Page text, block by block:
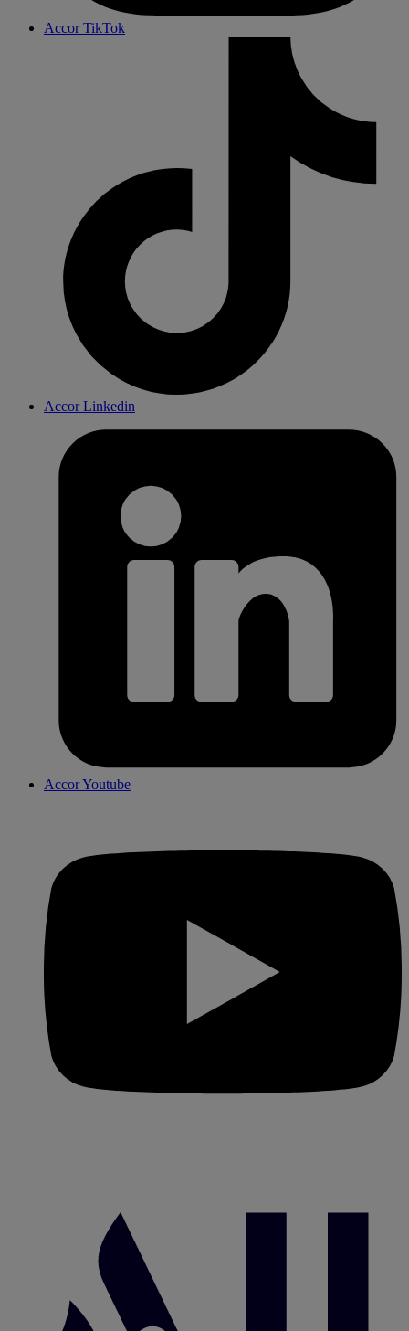
Accor TikTok
Accor Linkedin
Accor Youtube